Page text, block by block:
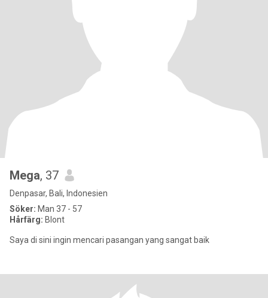
Mega, 37
Denpasar, Bali, Indonesien
Söker: Man 37 - 57
Hårfärg: Blont
Saya di sini ingin mencari pasangan yang sangat baik